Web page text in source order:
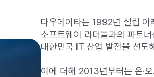
다우데이타는 1992년 설립
소프트웨어 리더들과의 파트
대한민국 IT 산업 발전을 선도
이에 더해 2013년부터는 온·